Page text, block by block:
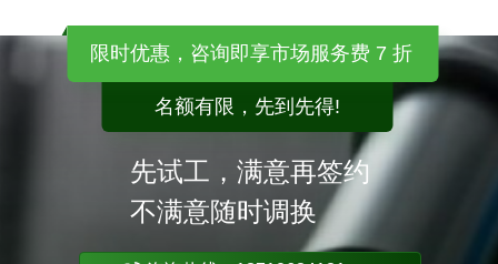
限时优惠，咨询即享市场服务费 7 折
名额有限，先到先得!
先试工，满意再签约
不满意随时调换